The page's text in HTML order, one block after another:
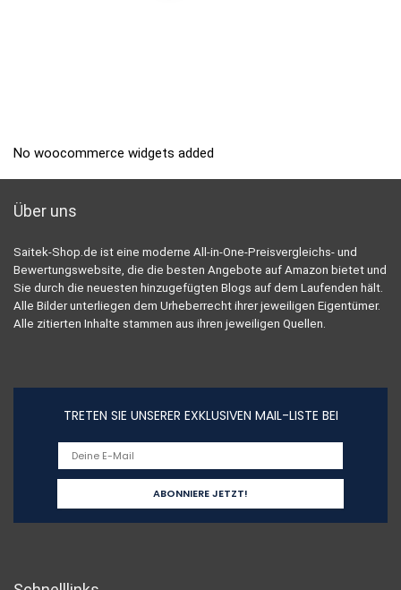
No woocommerce widgets added
Über uns
Saitek-Shop.de ist eine moderne All-in-One-Preisvergleichs- und
Bewertungswebsite, die die besten Angebote auf Amazon bietet und
Sie durch die neuesten hinzugefügten Blogs auf dem Laufenden hält.
Alle Bilder unterliegen dem Urheberrecht ihrer jeweiligen Eigentümer.
Alle zitierten Inhalte stammen aus ihren jeweiligen Quellen.
TRETEN SIE UNSERER EXKLUSIVEN MAIL-LISTE BEI